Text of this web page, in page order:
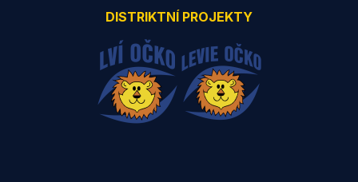
DISTRIKTNÍ PROJEKTY